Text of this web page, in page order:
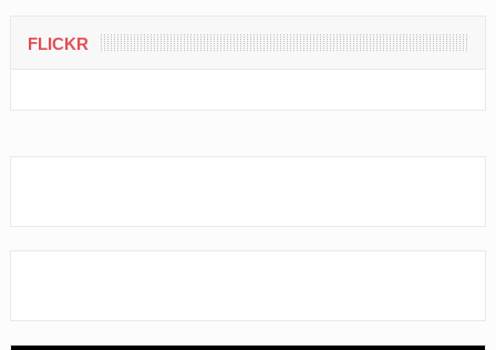
FLICKR